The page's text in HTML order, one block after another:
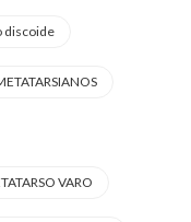
discoide
VARO